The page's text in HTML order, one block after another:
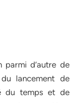
parmi d’autre de
lancement de
du temps et de